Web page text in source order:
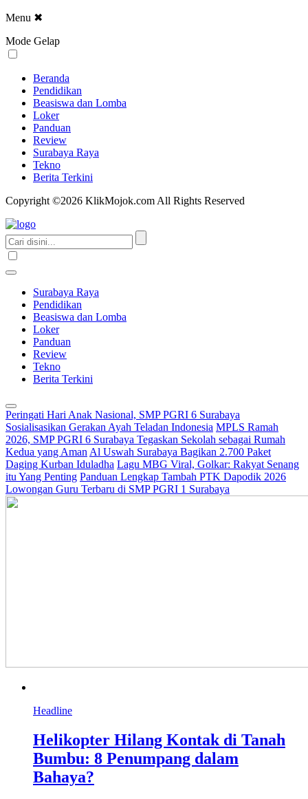
Menu ✖
Mode Gelap
Beranda
Pendidikan
Beasiswa dan Lomba
Loker
Panduan
Review
Surabaya Raya
Tekno
Berita Terkini
Copyright ©2026 KlikMojok.com All Rights Reserved
Surabaya Raya
Pendidikan
Beasiswa dan Lomba
Loker
Panduan
Review
Tekno
Berita Terkini
Peringati Hari Anak Nasional, SMP PGRI 6 Surabaya
Sosialisasikan Gerakan Ayah Teladan Indonesia MPLS Ramah
2026, SMP PGRI 6 Surabaya Tegaskan Sekolah sebagai Rumah
Kedua yang Aman Al Uswah Surabaya Bagikan 2.700 Paket
Daging Kurban Iduladha Lagu MBG Viral, Golkar: Rakyat Senang
itu Yang Penting Panduan Lengkap Tambah PTK Dapodik 2026
Lowongan Guru Terbaru di SMP PGRI 1 Surabaya
Headline
Helikopter Hilang Kontak di Tanah
Bumbu: 8 Penumpang dalam
Bahaya?